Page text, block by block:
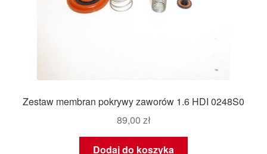
Zestaw membran pokrywy zaworów 1.6 HDI 0248S0
89,00 zł
Dodaj do koszyka